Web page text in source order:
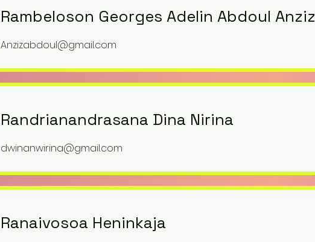
Rambeloson Georges Adelin Abdoul Anziz
Anzizabdoul@gmail.com
Randrianandrasana Dina Nirina
dwinanwirina@gmail.com
Ranaivosoa Heninkaja